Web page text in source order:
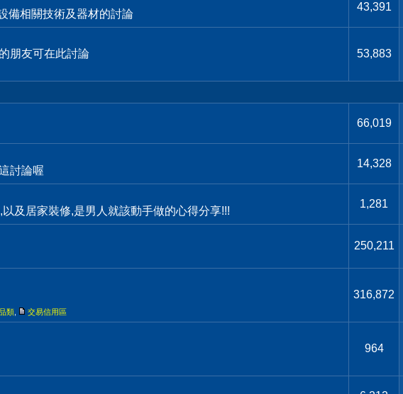
備相關技術及器材的討論
43,391
朋友可在此討論
53,883
66,019
討論喔
14,328
及居家裝修,是男人就該動手做的心得分享!!!
1,281
250,211
類 交易信用區
316,872
964